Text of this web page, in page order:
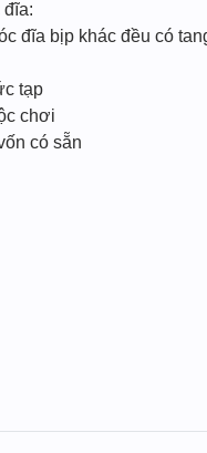
đĩa bịp khác đều có
tạp
chơi
có sẵn